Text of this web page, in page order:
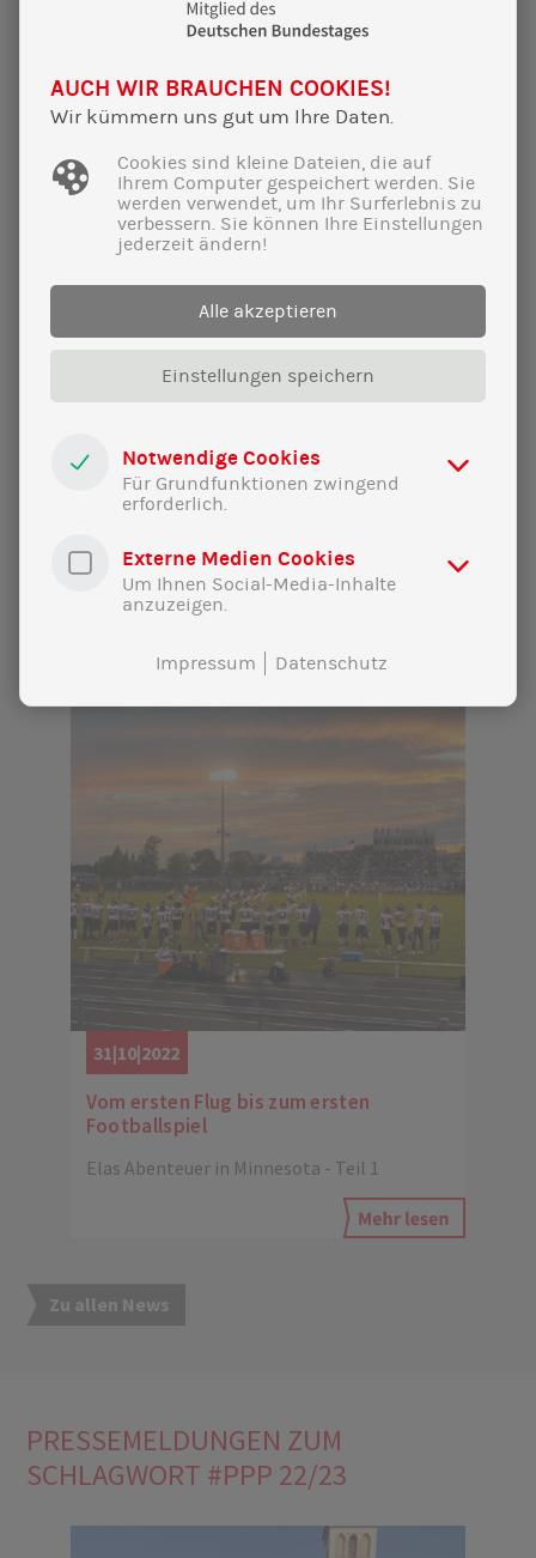
31|01|2023
Happy Thanksgiving, Merry Christmas
and Happy New Year!
31|10|2022
Vom ersten Flug bis zum ersten
Footballspiel
Elas Abenteuer in Minnesota - Teil 1
Zu allen News
PRESSEMELDUNGEN ZUM
SCHLAGWORT #PPP 22/23
AUCH WIR BRAUCHEN COOKIES!
Wir kümmern uns gut um Ihre Daten.
Cookies sind kleine Dateien, die auf
Ihrem Computer gespeichert werden. Sie
werden verwendet, um Ihr Surferlebnis zu
verbessern. Sie können Ihre Einstellungen
jederzeit ändern!
Alle akzeptieren
Einstellungen speichern
Notwendige Cookies
Für Grundfunktionen zwingend
erforderlich.
Externe Medien Cookies
Um Ihnen Social-Media-Inhalte
anzuzeigen.
Impressum Datenschutz